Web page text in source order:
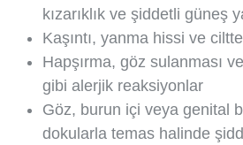
kızarıklık ve şiddetli güneş
Kaşıntı, yanma hissi ve
Hapşırma, göz sulanması
gibi alerjik reaksiyonlar
Göz, burun içi veya genital
dokularla temas halinde